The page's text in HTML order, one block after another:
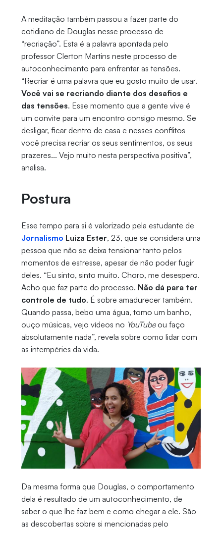
A meditação também passou a fazer parte do
cotidiano de Douglas nesse processo de
“recriação”. Esta é a palavra apontada pelo
professor Clerton Martins neste processo de
autoconhecimento para enfrentar as tensões.
“Recriar é uma palavra que eu gosto muito de usar.
Você vai se recriando diante dos desafios e
das tensões. Esse momento que a gente vive é
um convite para um encontro consigo mesmo. Se
desligar, ficar dentro de casa e nesses conflitos
você precisa recriar os seus sentimentos, os seus
prazeres... Vejo muito nesta perspectiva positiva”,
analisa.
Postura
Esse tempo para si é valorizado pela estudante de
Jornalismo Luiza Ester, 23, que se considera uma
pessoa que não se deixa tensionar tanto pelos
momentos de estresse, apesar de não poder fugir
deles. “Eu sinto, sinto muito. Choro, me desespero.
Acho que faz parte do processo. Não dá para ter
controle de tudo. É sobre amadurecer também.
Quando passa, bebo uma água, tomo um banho,
ouço músicas, vejo vídeos no YouTubeou faço
absolutamente nada”, revela sobre como lidar com
as intempéries da vida.
Da mesma forma que Douglas, o comportamento
dela é resultado de um autoconhecimento, de
saber o que lhe faz bem e como chegar a ele. São
as descobertas sobre si mencionadas pelo